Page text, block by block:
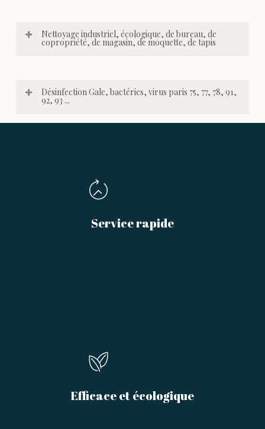
Nettoyage industriel, écologique, de bureau, de
copropriété, de magasin, de moquette, de tapis
Désinfection Gale, bactéries, virus paris 75, 77, 78, 91,
92, 93 ...
Service rapide
Efficace et écologique